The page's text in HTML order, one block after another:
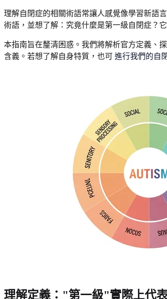
理解自閉症的相關術語常讓人感覺像學習新語
術語，並想了解：究竟什麼是第一級自閉症？
本指南旨在釐清困惑。我們將解析官方定義、
含義。若想了解自身特質，也可 進行我們的自
理解定義："第一級"實際上代